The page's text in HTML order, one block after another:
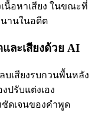
นื้อหาเสียง ในขณะที่
นานในอดีต
ละเสียงด้วย AI
บเสียงรบกวนพื้นหลัง
ปรับแต่งเอง
ดเจนของคำพูด